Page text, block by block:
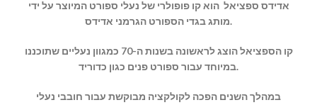
אדידס ספציאל הוא קו פופולרי של נעלי ספורט המיוצר על ידי
מותג בגדי הספורט הגרמני אדידס.
קו הספציאל הוצג לראשונה בשנות ה-70 כמגוון נעליים שתוכננו
במיוחד עבור ספורט פנים כגון כדוריד.
במהלך השנים הפכה לקולקציה מבוקשת עבור חובבי נעלי